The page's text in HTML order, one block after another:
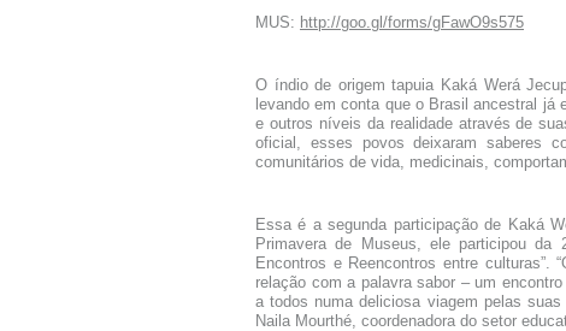
MUS: http://goo.gl/forms/gFawO9s575
O índio de origem tapuia Kaká Werá
levando em conta que o Brasil ancestral já
e outros níveis da realidade através de
oficial, esses povos deixaram saberes
comunitários de vida, medicinais,
Essa é a segunda participação de Kaká
Primavera de Museus, ele participou
Encontros e Reencontros entre culturas”.
relação com a palavra sabor – um
a todos numa deliciosa viagem pelas
Naila Mourthé, coordenadora do setor